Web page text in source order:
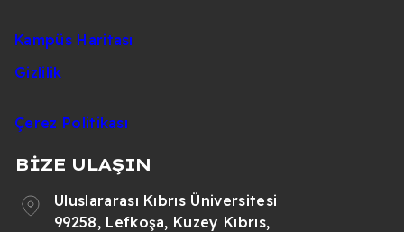
Kampüs Haritası
Gizlilik
Çerez Politikası
BİZE ULAŞIN
Uluslararası Kıbrıs Üniversitesi
99258, Lefkoşa, Kuzey Kıbrıs,